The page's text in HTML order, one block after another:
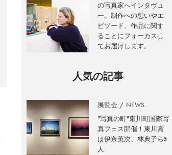
の写真家へインタヴュ
ー。制作への想いやエ
ピソード、作品に関す
ることにフォーカスし
てお届けします。
人気の記事
展覧会 NEWS
”写真の町”東川町国際写
真フェス開催！東川賞
は伊奈英次、林典子ら5
人